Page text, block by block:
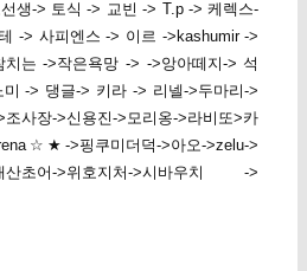
생-> 토식 -> 교빈 -> T.p -> 케렉스-
-> 사피엔스 -> 이르 ->kashumir ->
치는 ->작은욕망 -> ->앙아떼지-> 석
-> 댕글-> 키라 -> 리넬->두마리->
사장->신용진->모리옹->라비또>카
>핑쿠미더덕->아오->zelu->
산초어->위호지처->시바우치 ->